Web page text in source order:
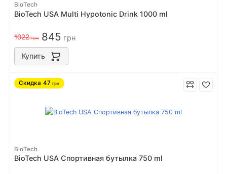
BioTech
BioTech USA Multi Hypotonic Drink 1000 ml
1022грн 845 грн
Купить
Скидка 47 грн
BioTech
BioTech USA Спортивная бутылка 750 ml